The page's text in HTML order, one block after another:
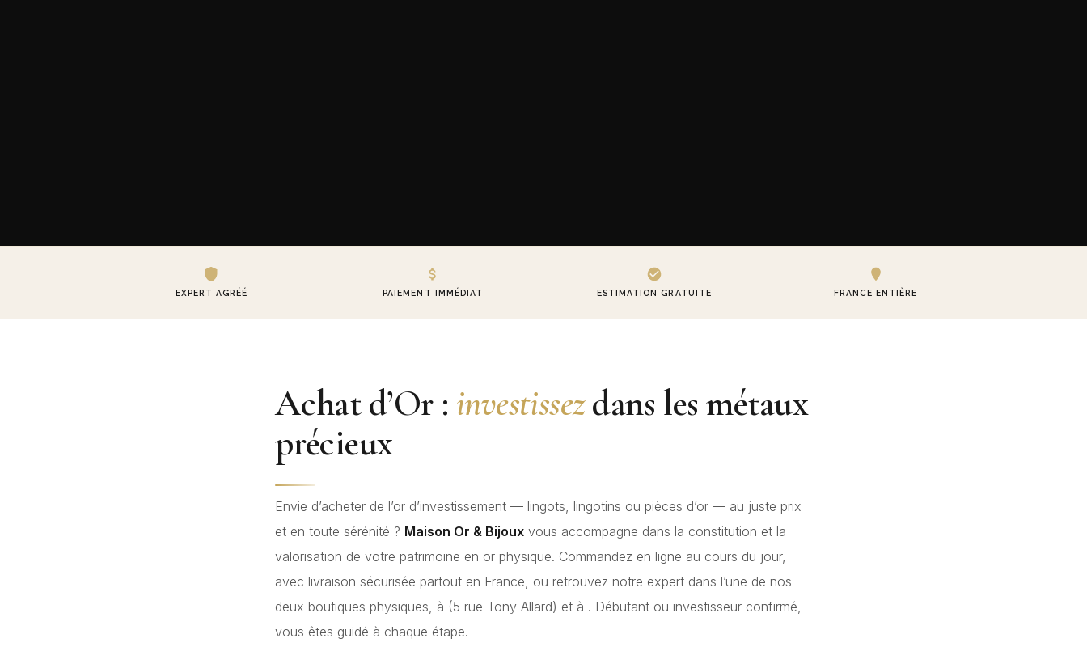
EXPERT AGRÉÉ PAIEMENT IMMÉDIAT ESTIMATION GRATUITE FRANCE ENTIÈRE
Achat d’Or : investissezdans les métaux
précieux
Envie d’acheter de l’or d’investissement — lingots, lingotins ou pièces d’or — au juste prix
et en toute sérénité ? Maison Or & Bijoux vous accompagne dans la constitution et la
valorisation de votre patrimoine en or physique. Commandez en ligne au cours du jour,
avec livraison sécurisée partout en France, ou retrouvez notre expert dans l’une de nos
deux boutiques physiques, à (5 rue Tony Allard) et à . Débutant ou investisseur confirmé,
vous êtes guidé à chaque étape.